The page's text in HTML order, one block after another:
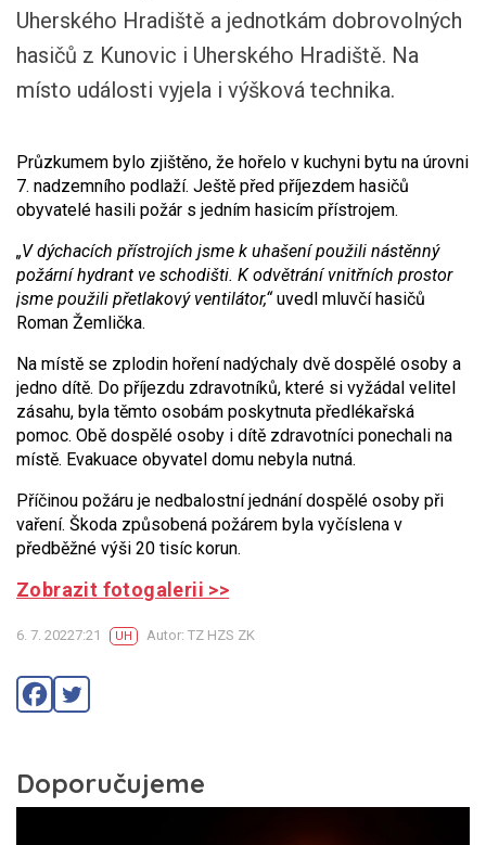
Uherského Hradiště a jednotkám dobrovolných
hasičů z Kunovic i Uherského Hradiště. Na
místo události vyjela i výšková technika.
Průzkumem bylo zjištěno, že hořelo v kuchyni bytu na úrovni
7. nadzemního podlaží. Ještě před příjezdem hasičů
obyvatelé hasili požár s jedním hasicím přístrojem.
„V dýchacích přístrojích jsme k uhašení použili nástěnný
požární hydrant ve schodišti. K odvětrání vnitřních prostor
jsme použili přetlakový ventilátor,“uvedl mluvčí hasičů
Roman Žemlička.
Na místě se zplodin hoření nadýchaly dvě dospělé osoby a
jedno dítě. Do příjezdu zdravotníků, které si vyžádal velitel
zásahu, byla těmto osobám poskytnuta předlékařská
pomoc. Obě dospělé osoby i dítě zdravotníci ponechali na
místě. Evakuace obyvatel domu nebyla nutná.
Příčinou požáru je nedbalostní jednání dospělé osoby při
vaření. Škoda způsobená požárem byla vyčíslena v
předběžné výši 20 tisíc korun.
Zobrazit fotogalerii >>
6. 7. 20227:21 UH Autor: TZ HZS ZK